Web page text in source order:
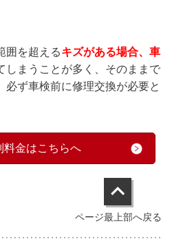
囲を超えるキズがある場合、車
しまう ことが多く、そのままで
必ず車検前に修理交換が必要と
金はこちらへ
ページ最上部へ戻る